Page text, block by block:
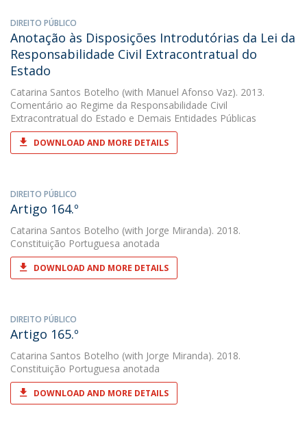
DIREITO PÚBLICO
Anotação às Disposições Introdutórias da Lei da
Responsabilidade Civil Extracontratual do
Estado
Catarina Santos Botelho (with Manuel Afonso Vaz). 2013.
Comentário ao Regime da Responsabilidade Civil
Extracontratual do Estado e Demais Entidades Públicas
DOWNLOAD AND MORE DETAILS
DIREITO PÚBLICO
Artigo 164.º
Catarina Santos Botelho (with Jorge Miranda). 2018.
Constituição Portuguesa anotada
DOWNLOAD AND MORE DETAILS
DIREITO PÚBLICO
Artigo 165.º
Catarina Santos Botelho (with Jorge Miranda). 2018.
Constituição Portuguesa anotada
DOWNLOAD AND MORE DETAILS